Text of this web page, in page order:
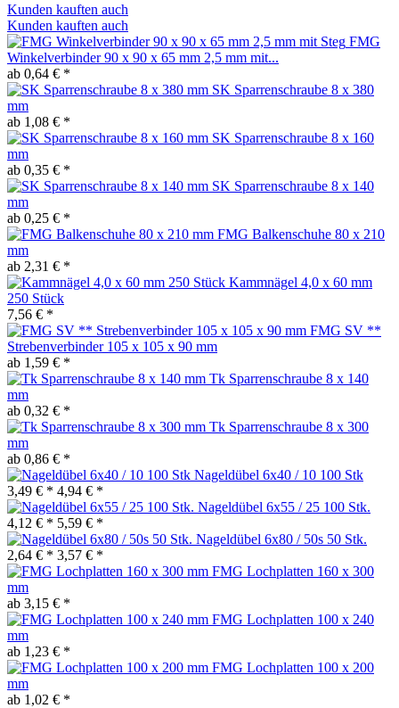
Kunden kauften auch
Kunden kauften auch
FMG
Winkelverbinder 90 x 90 x 65 mm 2,5 mm mit...
ab 0,64 € *
SK Sparrenschraube 8 x 380
mm
ab 1,08 € *
SK Sparrenschraube 8 x 160
mm
ab 0,35 € *
SK Sparrenschraube 8 x 140
mm
ab 0,25 € *
FMG Balkenschuhe 80 x 210
mm
ab 2,31 € *
Kammnägel 4,0 x 60 mm
250 Stück
7,56 € *
FMG SV **
Strebenverbinder 105 x 105 x 90 mm
ab 1,59 € *
Tk Sparrenschraube 8 x 140
mm
ab 0,32 € *
Tk Sparrenschraube 8 x 300
mm
ab 0,86 € *
Nageldübel 6x40 / 10 100 Stk
3,49 € * 4,94 € *
Nageldübel 6x55 / 25 100 Stk.
4,12 € * 5,59 € *
Nageldübel 6x80 / 50s 50 Stk.
2,64 € * 3,57 € *
FMG Lochplatten 160 x 300
mm
ab 3,15 € *
FMG Lochplatten 100 x 240
mm
ab 1,23 € *
FMG Lochplatten 100 x 200
mm
ab 1,02 € *